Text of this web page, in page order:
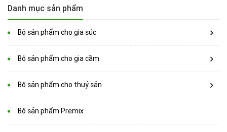
Danh mục sản phẩm
Bộ sản phẩm cho gia súc
Bộ sản phẩm cho gia cầm
Bộ sản phẩm cho thuỷ sản
Bộ sản phẩm Premix